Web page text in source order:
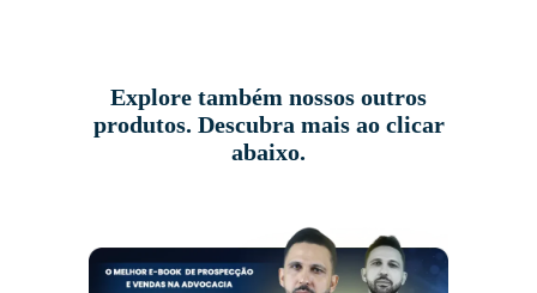
Explore também nossos outros
produtos. Descubra mais ao clicar
abaixo.